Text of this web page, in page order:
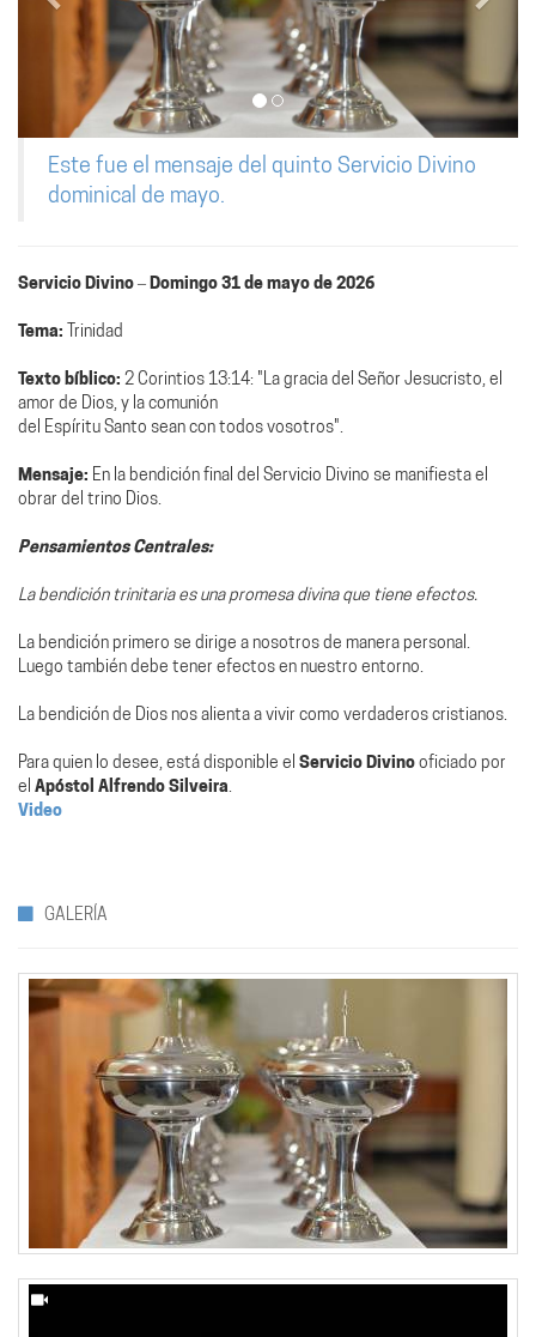
Este fue el mensaje del quinto Servicio Divino
dominical de mayo.
Servicio Divino – Domingo 31 de mayo de 2026
Tema: Trinidad
Texto bíblico: 2 Corintios 13:14: "La gracia del Señor Jesucristo, el
amor de Dios, y la comunión
del Espíritu Santo sean con todos vosotros".
Mensaje: En la bendición final del Servicio Divino se manifiesta el
obrar del trino Dios.
Pensamientos Centrales:
La bendición trinitaria es una promesa divina que tiene efectos.
La bendición primero se dirige a nosotros de manera personal.
Luego también debe tener efectos en nuestro entorno.
La bendición de Dios nos alienta a vivir como verdaderos cristianos.
Para quien lo desee, está disponible el Servicio Divinooficiado por
el Apóstol Alfrendo Silveira.
Video
GALERÍA